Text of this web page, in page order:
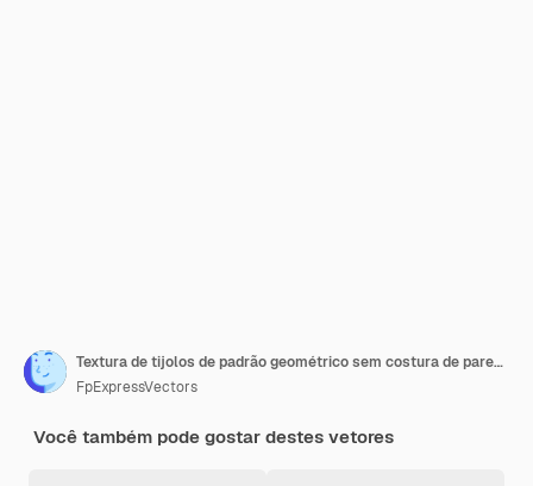
Textura de tijolos de padrão geométrico sem costura de parede Fundo infinito de mosaico preto e branco
FpExpressVectors
Você também pode gostar destes vetores